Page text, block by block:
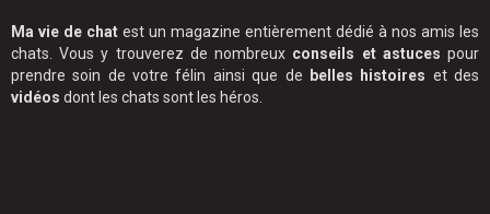
Ma vie de chat est un magazine entièrement dédié à nos amis les
chats. Vous y trouverez de nombreux conseils et astuces pour
prendre soin de votre félin ainsi que de
belles histoires et des
vidéos dont les chats sont les héros.